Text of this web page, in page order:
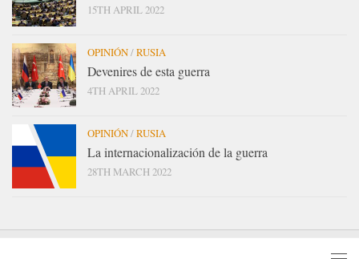
15TH APRIL 2022
OPINIÓN/RUSIA
Devenires de esta guerra
4TH APRIL 2022
OPINIÓN/RUSIA
La internacionalización de la guerra
28TH MARCH 2022